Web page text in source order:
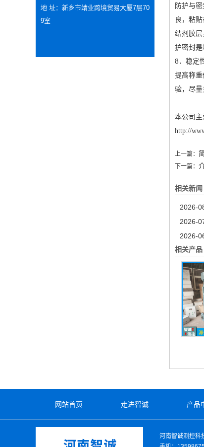
防护与
良，粘
结剂胶
护密封是
8．稳定
提高称
验，尽量
本公司主
http://
上一篇：
下一篇：
相关新闻
2026-
2026-
2026-
相关产品
地 址：新乡市靖业跨境贸易大厦7层70
9室
网站首页 走进智诚 产品
河南智诚测控科